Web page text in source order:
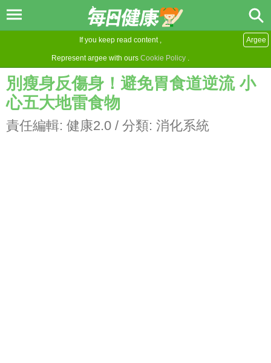
If you keep read content ,
Represent argee with ours Cookie Policy .
Argee
別瘦身反傷身！避免胃食道逆流 小
心五大地雷食物
責任編輯: 健康2.0 / 分類: 消化系統